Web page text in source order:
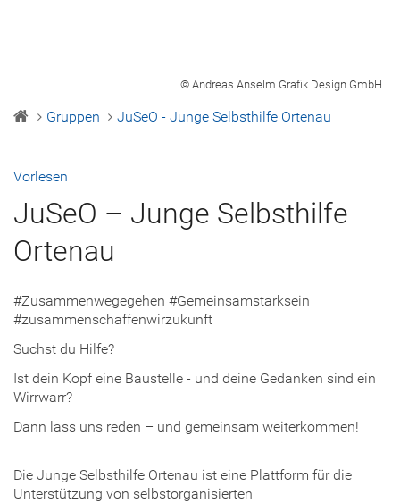
© Andreas Anselm Grafik Design GmbH
Gruppen JuSeO - Junge Selbsthilfe Ortenau
Vorlesen
JuSeO – Junge Selbsthilfe
Ortenau
#Zusammenwegegehen #Gemeinsamstarksein
#zusammenschaffenwirzukunft
Suchst du Hilfe?
Ist dein Kopf eine Baustelle - und deine Gedanken sind ein
Wirrwarr?
Dann lass uns reden – und gemeinsam weiterkommen!
Die Junge Selbsthilfe Ortenau ist eine Plattform für die
Unterstützung von selbstorganisierten